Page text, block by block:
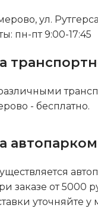
ул.
пн-пт 9:00-17:45
- бесплатно.
заказе от 5000
уточняйте